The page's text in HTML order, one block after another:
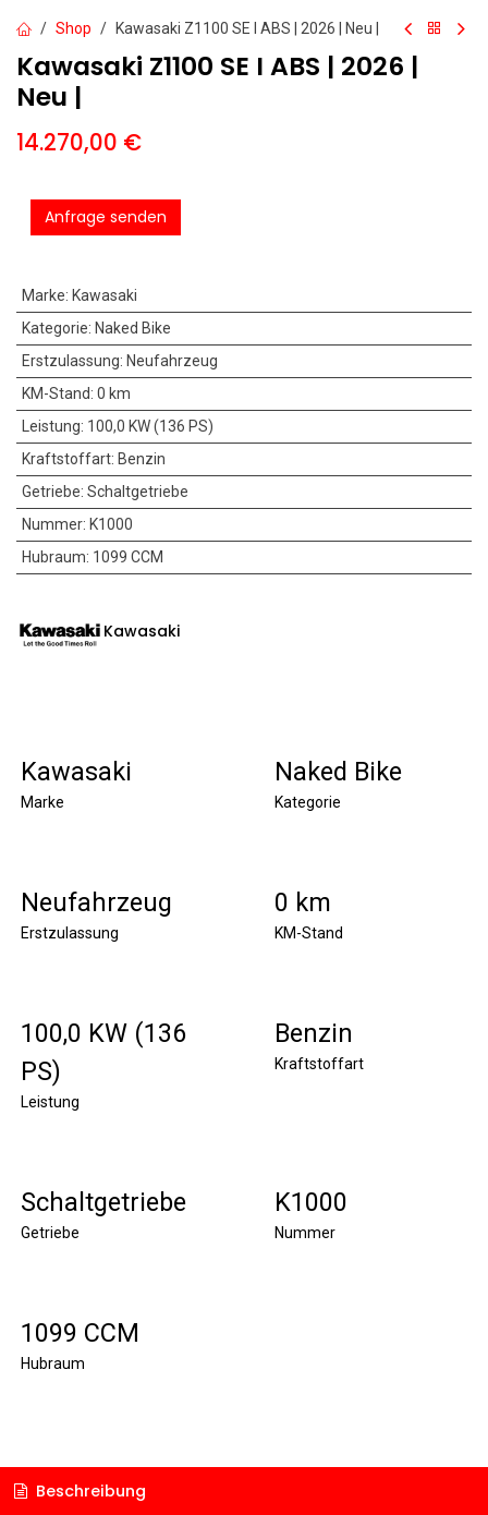
Shop Kawasaki Z1100 SE I ABS | 2026 | Neu |
Kawasaki Z1100 SE I ABS | 2026 |
Neu |
14.270,00 €
Anfrage senden
Marke: Kawasaki
Kategorie: Naked Bike
Erstzulassung: Neufahrzeug
KM-Stand: 0 km
Leistung: 100,0 KW (136 PS)
Kraftstoffart: Benzin
Getriebe: Schaltgetriebe
Nummer: K1000
Hubraum: 1099 CCM
Kawasaki
Kawasaki
Marke
Naked Bike
Kategorie
Neufahrzeug
Erstzulassung
0 km
KM-Stand
100,0 KW (136
PS)
Leistung
Benzin
Kraftstoffart
Schaltgetriebe
Getriebe
K1000
Nummer
1099 CCM
Hubraum
Beschreibung